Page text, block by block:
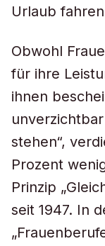
Urlaub
Obwohl
für ihre
ihnen
stehen“,
Prozent
Prinzip
seit 1947. In